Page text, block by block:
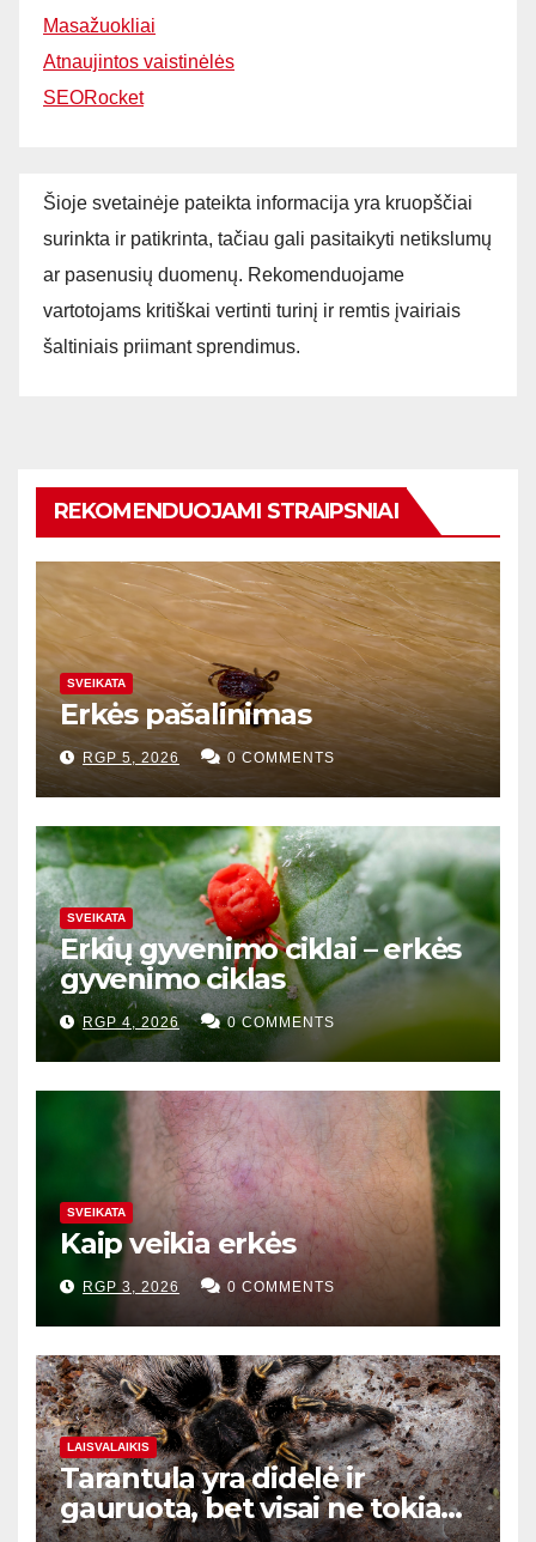
Masažuokliai
Atnaujintos vaistinėlės
SEORocket
Šioje svetainėje pateikta informacija yra kruopščiai
surinkta ir patikrinta, tačiau gali pasitaikyti netikslumų
ar pasenusių duomenų. Rekomenduojame
vartotojams kritiškai vertinti turinį ir remtis įvairiais
šaltiniais priimant sprendimus.
REKOMENDUOJAMI STRAIPSNIAI
SVEIKATA
Erkės pašalinimas
RGP 5, 2026 0 COMMENTS
SVEIKATA
Erkių gyvenimo ciklai – erkės
gyvenimo ciklas
RGP 4, 2026 0 COMMENTS
SVEIKATA
Kaip veikia erkės
RGP 3, 2026 0 COMMENTS
LAISVALAIKIS
Tarantula yra didelė ir
gauruota, bet visai ne tokia